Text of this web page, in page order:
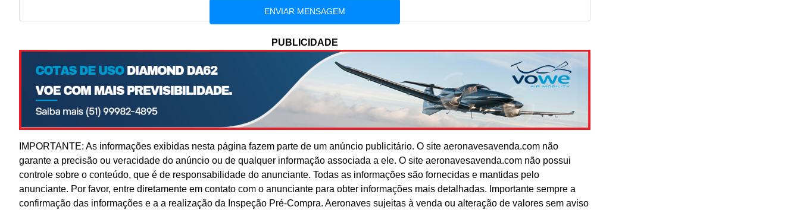
PUBLICIDADE
IMPORTANTE: As informações exibidas nesta página fazem parte de um anúncio publicitário. O site aeronavesavenda.com não
garante a precisão ou veracidade do anúncio ou de qualquer informação associada a ele. O site aeronavesavenda.com não possui
controle sobre o conteúdo, que é de responsabilidade do anunciante. Todas as informações são fornecidas e mantidas pelo
anunciante. Por favor, entre diretamente em contato com o anunciante para obter informações mais detalhadas. Importante sempre a
confirmação das informações e a a realização da Inspeção Pré-Compra. Aeronaves sujeitas à venda ou alteração de valores sem aviso